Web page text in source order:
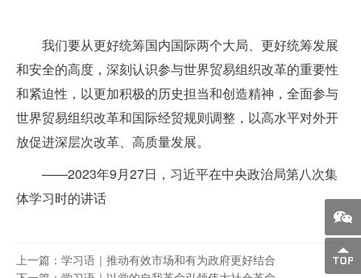
我们要从更好统筹国内国际两个大局、更好统筹发展
和安全的高度，深刻认识参与世界贸易组织改革的重要性
和紧迫性，以更加积极的历史担当和创造精神，全面参与
世界贸易组织改革和国际经贸规则调整，以高水平对外开
放促进深层次改革、高质量发展。
——2023年9月27日，习近平在中央政治局第八次集
体学习时的讲话
上一篇：学习语｜推动有效市场和有为政府更好结合